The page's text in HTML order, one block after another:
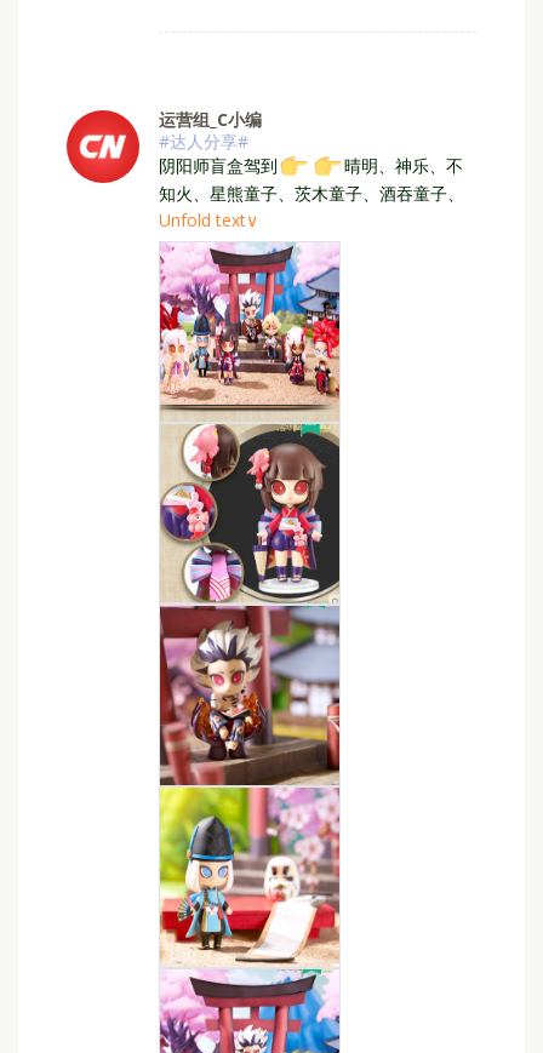
运营组_C小编
#达人分享#
⁣阴阳师盲盒驾到
晴明、神乐、不
知火、星熊童子、茨木童子、酒吞童子、
鬼王酒吞童子！！你们喜欢哪一个啊？
Unfold text∨